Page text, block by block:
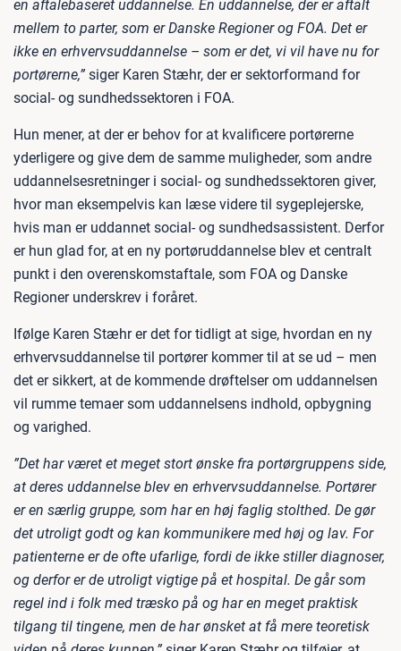
en aftalebaseret uddannelse. En uddannelse, der er aftalt
mellem to parter, som er Danske Regioner og FOA. Det er
ikke en erhvervsuddannelse – som er det, vi vil have nu for
portørerne,” siger Karen Stæhr, der er sektorformand for
social- og sundhedssektoren i FOA.
Hun mener, at der er behov for at kvalificere portørerne
yderligere og give dem de samme muligheder, som andre
uddannelsesretninger i social- og sundhedssektoren giver,
hvor man eksempelvis kan læse videre til sygeplejerske,
hvis man er uddannet social- og sundhedsassistent. Derfor
er hun glad for, at en ny portøruddannelse blev et centralt
punkt i den overenskomstaftale, som FOA og Danske
Regioner underskrev i foråret.
Ifølge Karen Stæhr er det for tidligt at sige, hvordan en ny
erhvervsuddannelse til portører kommer til at se ud – men
det er sikkert, at de kommende drøftelser om uddannelsen
vil rumme temaer som uddannelsens indhold, opbygning
og varighed.
”Det har været et meget stort ønske fra portørgruppens side,
at deres uddannelse blev en erhvervsuddannelse. Portører
er en særlig gruppe, som har en høj faglig stolthed. De gør
det utroligt godt og kan kommunikere med høj og lav. For
patienterne er de ofte ufarlige, fordi de ikke stiller diagnoser,
og derfor er de utroligt vigtige på et hospital. De går som
regel ind i folk med træsko på og har en meget praktisk
tilgang til tingene, men de har ønsket at få mere teoretisk